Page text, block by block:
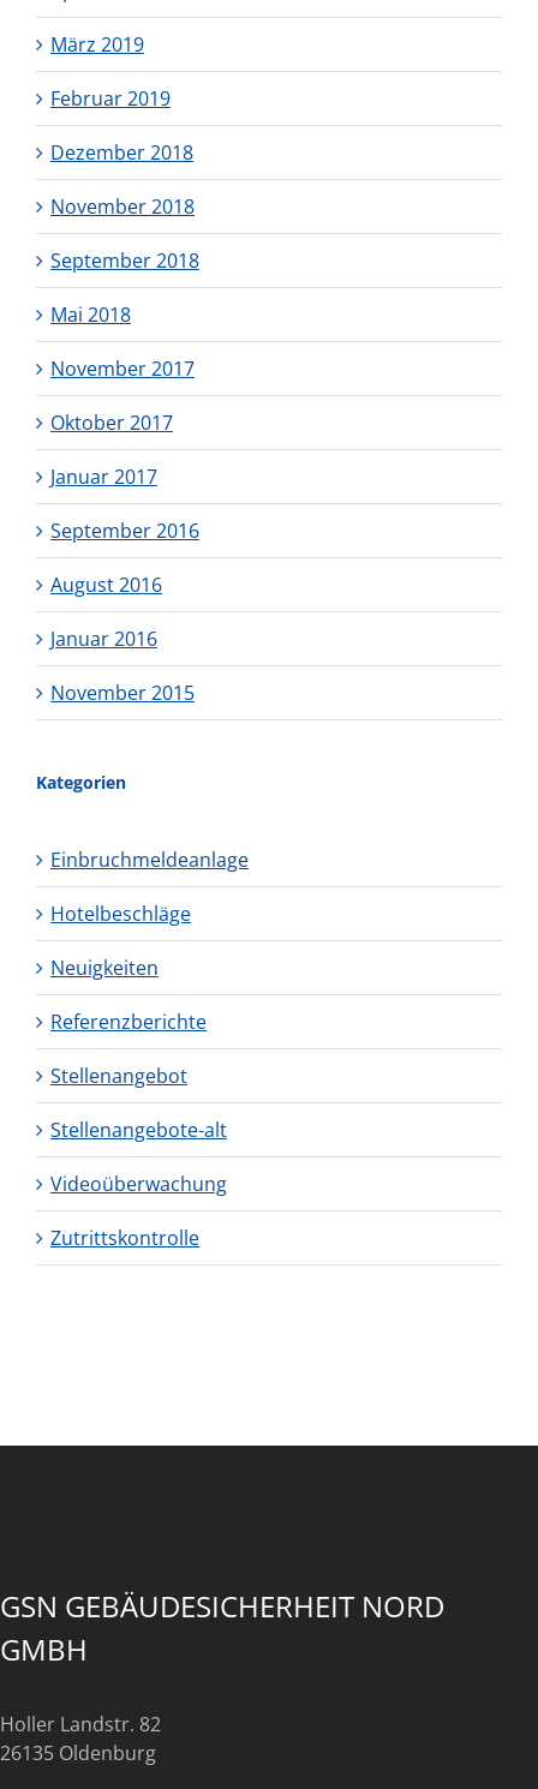
März 2019
Februar 2019
Dezember 2018
November 2018
September 2018
Mai 2018
November 2017
Oktober 2017
Januar 2017
September 2016
August 2016
Januar 2016
November 2015
Kategorien
Einbruchmeldeanlage
Hotelbeschläge
Neuigkeiten
Referenzberichte
Stellenangebot
Stellenangebote-alt
Videoüberwachung
Zutrittskontrolle
GSN GEBÄUDESICHERHEIT NORD
GMBH
Holler Landstr. 82
26135 Oldenburg